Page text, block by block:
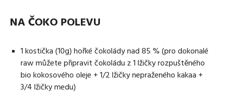
NA ČOKO POLEVU
1 kostička (10g) hořké čokolády nad 85 % (pro dokonalé
raw můžete připravit čokoládu z 1 lžičky rozpuštěného
bio kokosového oleje + 1/2 lžičky nepraženého kakaa +
3/4 lžičky medu)